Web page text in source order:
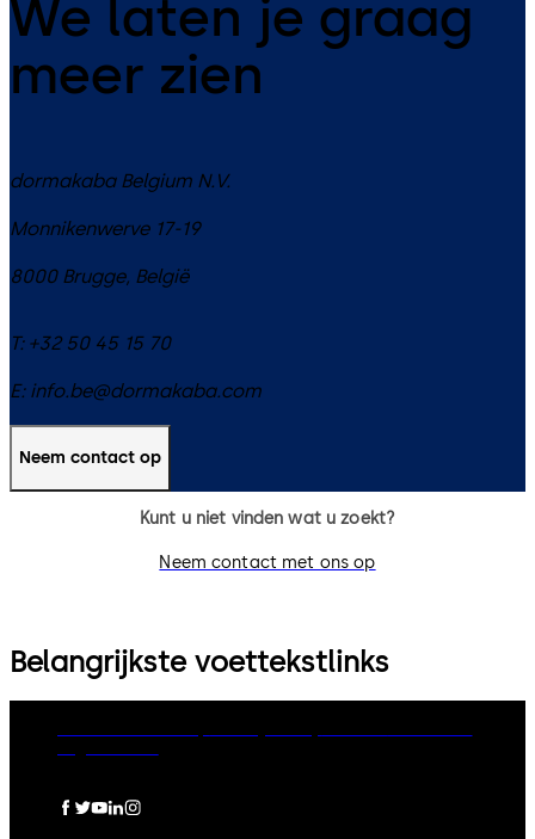
We laten je graag
meer zien
dormakaba Belgium N.V.
Monnikenwerve 17-19
8000 Brugge, België
T: +32 50 45 15 70
E: info.be@dormakaba.com
Neem contact op
Kunt u niet vinden wat u zoekt?
Neem contact met ons op
Belangrijkste voettekstlinks